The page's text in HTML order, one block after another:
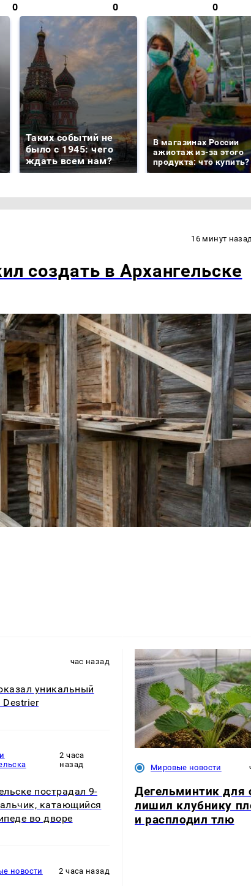
0 0 0
Таких событий не
было с 1945: чего
ждать всем нам?
В магазинах России
ажиотаж из-за этого
продукта: что купить?
16 минут назад
создать в Архангельске
час назад
уникальный
Destrier
2 часа
назад
пострадал 9-
катающийся
во дворе
новости 2 часа назад
Мировые новости
Дегельминтик для
лишил клубнику
и расплодил тлю